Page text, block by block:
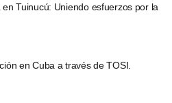
Tuinucú: Uniendo esfuerzos por la
en Cuba a través de TOSI.